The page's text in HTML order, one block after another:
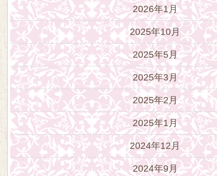
2026年1月
2025年10月
2025年5月
2025年3月
2025年2月
2025年1月
2024年12月
2024年9月